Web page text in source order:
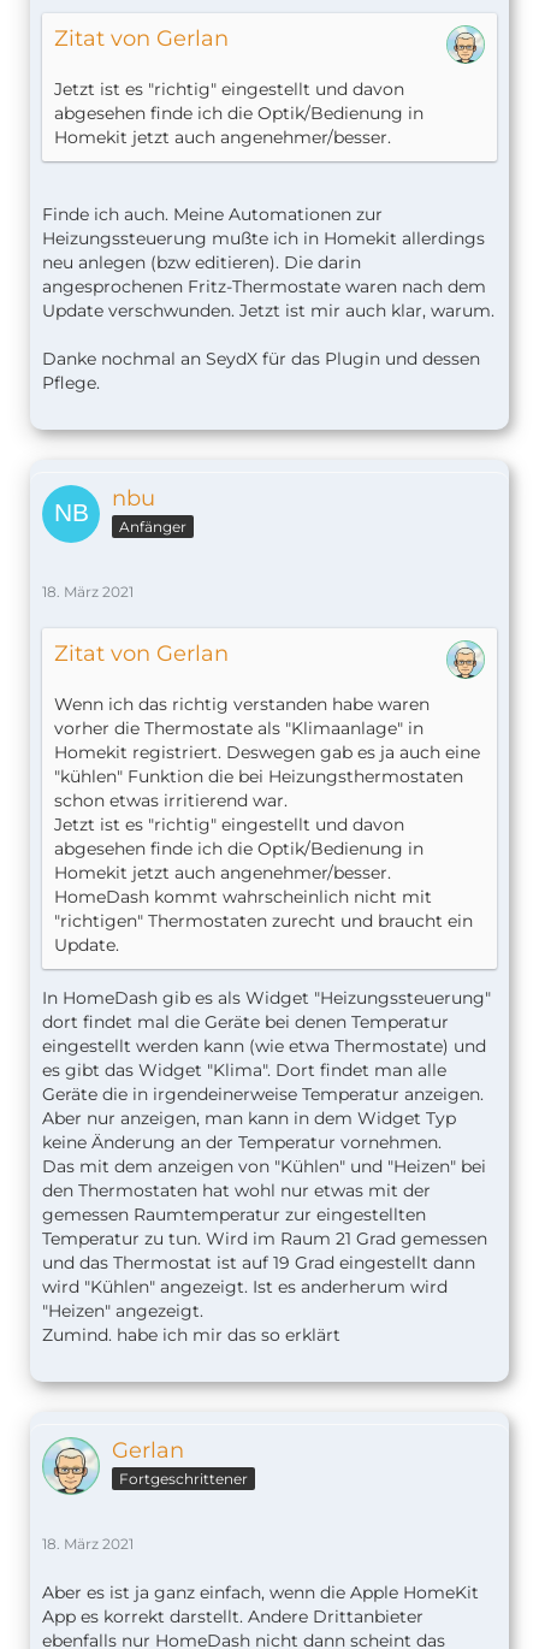
Zitat von Gerlan
Jetzt ist es "richtig" eingestellt und davon
abgesehen finde ich die Optik/Bedienung in
Homekit jetzt auch angenehmer/besser.
Finde ich auch. Meine Automationen zur
Heizungssteuerung mußte ich in Homekit allerdings
neu anlegen (bzw editieren). Die darin
angesprochenen Fritz-Thermostate waren nach dem
Update verschwunden. Jetzt ist mir auch klar, warum.
Danke nochmal an SeydX für das Plugin und dessen
Pflege.
nbu
Anfänger
18. März 2021
Zitat von Gerlan
Wenn ich das richtig verstanden habe waren
vorher die Thermostate als "Klimaanlage" in
Homekit registriert. Deswegen gab es ja auch eine
"kühlen" Funktion die bei Heizungsthermostaten
schon etwas irritierend war.
Jetzt ist es "richtig" eingestellt und davon
abgesehen finde ich die Optik/Bedienung in
Homekit jetzt auch angenehmer/besser.
HomeDash kommt wahrscheinlich nicht mit
"richtigen" Thermostaten zurecht und braucht ein
Update.
In HomeDash gib es als Widget "Heizungssteuerung"
dort findet mal die Geräte bei denen Temperatur
eingestellt werden kann (wie etwa Thermostate) und
es gibt das Widget "Klima". Dort findet man alle
Geräte die in irgendeinerweise Temperatur anzeigen.
Aber nur anzeigen, man kann in dem Widget Typ
keine Änderung an der Temperatur vornehmen.
Das mit dem anzeigen von "Kühlen" und "Heizen" bei
den Thermostaten hat wohl nur etwas mit der
gemessen Raumtemperatur zur eingestellten
Temperatur zu tun. Wird im Raum 21 Grad gemessen
und das Thermostat ist auf 19 Grad eingestellt dann
wird "Kühlen" angezeigt. Ist es anderherum wird
"Heizen" angezeigt.
Zumind. habe ich mir das so erklärt
Gerlan
Fortgeschrittener
18. März 2021
Aber es ist ja ganz einfach, wenn die Apple HomeKit
App es korrekt darstellt. Andere Drittanbieter
ebenfalls nur HomeDash nicht dann scheint das